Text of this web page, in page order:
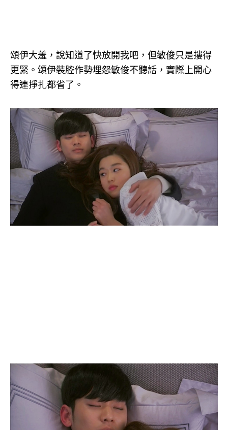
頌伊大羞，說知道了快放開我吧，但敏俊只是摟得
更緊。頌伊裝腔作勢埋怨敏俊不聽話，實際上開心
得連掙扎都省了。